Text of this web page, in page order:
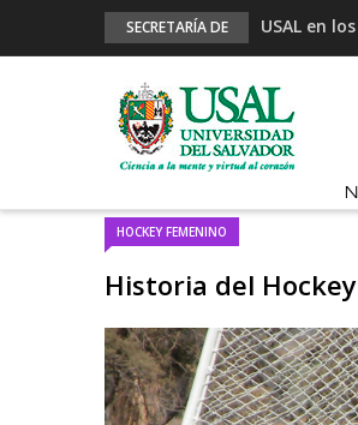
SECRETARÍA DE
USAL en
JUAR
Fútbol
Palmarés
Esports en
HOCKEY FEMENINO
Historia del